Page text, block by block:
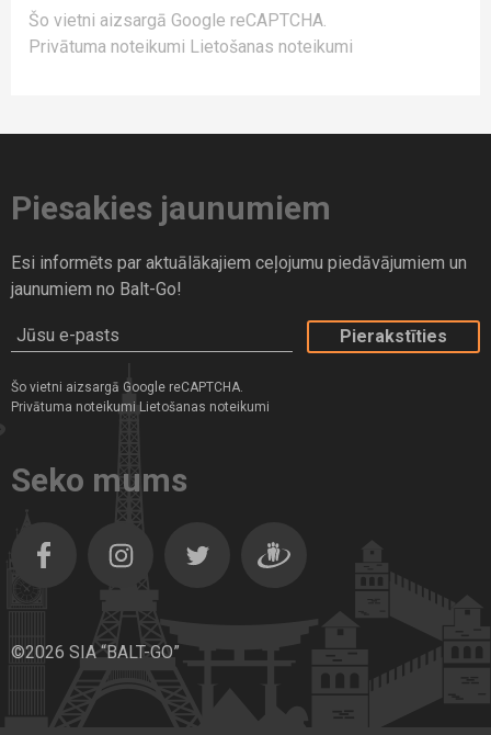
Šo vietni aizsargā Google reCAPTCHA.
Privātuma noteikumi Lietošanas noteikumi
Piesakies jaunumiem
Esi informēts par aktuālākajiem ceļojumu piedāvājumiem un
jaunumiem no Balt-Go!
Jūsu e-pasts
Šo vietni aizsargā Google reCAPTCHA.
Privātuma noteikumi Lietošanas noteikumi
Seko mums
©2026 SIA “BALT-GO”